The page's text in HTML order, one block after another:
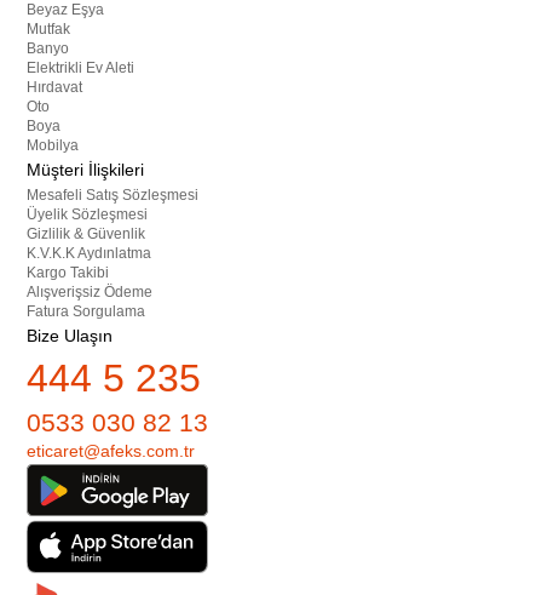
Beyaz Eşya
Mutfak
Banyo
Elektrikli Ev Aleti
Hırdavat
Oto
Boya
Mobilya
Müşteri İlişkileri
Mesafeli Satış Sözleşmesi
Üyelik Sözleşmesi
Gizlilik & Güvenlik
K.V.K.K Aydınlatma
Kargo Takibi
Alışverişsiz Ödeme
Fatura Sorgulama
Bize Ulaşın
444 5 235
0533 030 82 13
eticaret@afeks.com.tr